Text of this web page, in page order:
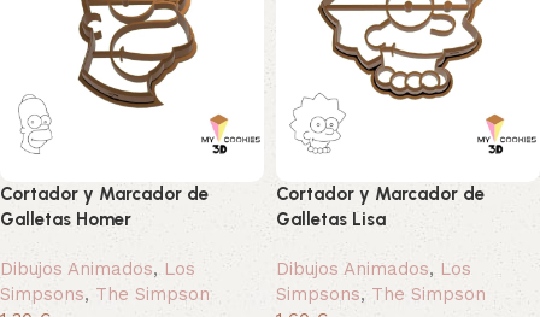
Cortador y Marcador de
Galletas Homer
Dibujos Animados, Los
Simpsons, The Simpson
Cortador y Marcador de
Galletas Lisa
Dibujos Animados, Los
Simpsons, The Simpson